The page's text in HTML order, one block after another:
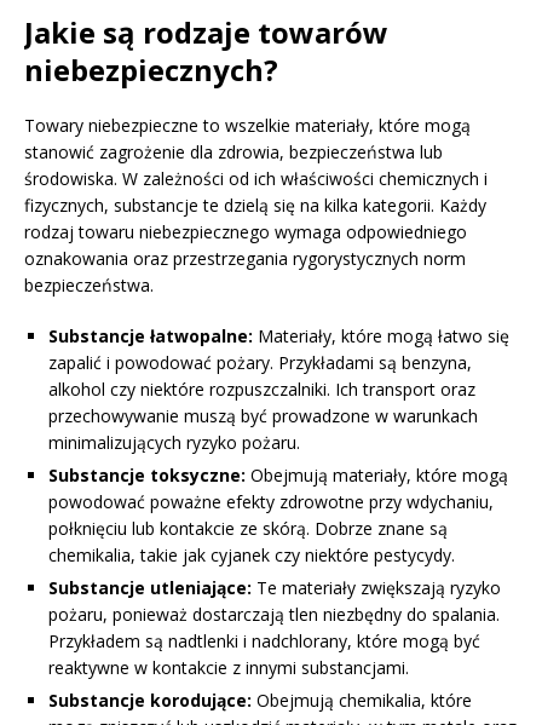
Jakie są rodzaje towarów
niebezpiecznych?
Towary niebezpieczne to wszelkie materiały, które mogą
stanowić zagrożenie dla zdrowia, bezpieczeństwa lub
środowiska. W zależności od ich właściwości chemicznych i
fizycznych, substancje te dzielą się na kilka kategorii. Każdy
rodzaj towaru niebezpiecznego wymaga odpowiedniego
oznakowania oraz przestrzegania rygorystycznych norm
bezpieczeństwa.
Substancje łatwopalne: Materiały, które mogą łatwo się
zapalić i powodować pożary. Przykładami są benzyna,
alkohol czy niektóre rozpuszczalniki. Ich transport oraz
przechowywanie muszą być prowadzone w warunkach
minimalizujących ryzyko pożaru.
Substancje toksyczne: Obejmują materiały, które mogą
powodować poważne efekty zdrowotne przy wdychaniu,
połknięciu lub kontakcie ze skórą. Dobrze znane są
chemikalia, takie jak cyjanek czy niektóre pestycydy.
Substancje utleniające: Te materiały zwiększają ryzyko
pożaru, ponieważ dostarczają tlen niezbędny do spalania.
Przykładem są nadtlenki i nadchlorany, które mogą być
reaktywne w kontakcie z innymi substancjami.
Substancje korodujące: Obejmują chemikalia, które